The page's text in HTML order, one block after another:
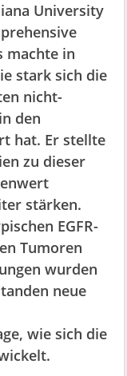
University
machte in
stark sich die
nicht-
den
hat. Er stellte
zu dieser
stärken.
EGFR-
Tumoren
wurden
neue
wie sich die